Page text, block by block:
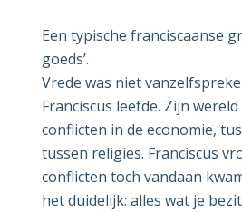
Een typische franciscaanse
goeds’.
Vrede was niet
Franciscus leefde. Zijn
conflicten in de economie,
tussen religies. Franciscus
conflicten toch vandaan
het duidelijk: alles wat je